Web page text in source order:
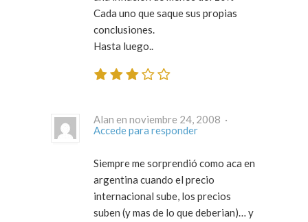
Cada uno que saque sus propias
conclusiones.
Hasta luego..
Alan en noviembre 24, 2008 ·
Accede para responder
Siempre me sorprendió como aca en
argentina cuando el precio
internacional sube, los precios
suben (y mas de lo que deberian)… y